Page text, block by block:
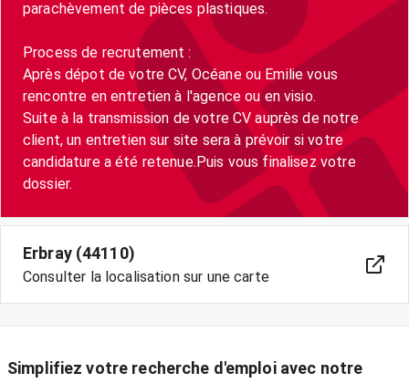
parachèvement de pièces plastiques.
Process de recrutement :
Après dépot de votre CV, Océane ou Emilie vous
rencontre en entretien à l'agence ou en visio.
Suite à la transmission de votre CV auprès de notre
client, un entretien sur site sera à prévoir si votre
candidature a été retenue.Puis vous finalisez votre
dossier.
Erbray (44110)
Consulter la localisation sur une carte
Simplifiez votre recherche d'emploi avec notre